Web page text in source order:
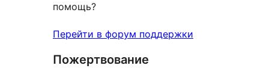
помощь?
Перейти в форум поддержки
Пожертвование